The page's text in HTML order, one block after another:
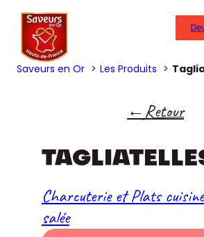
Saveurs en Or Les Produits
Retour
Charcuterie et Plats
salée